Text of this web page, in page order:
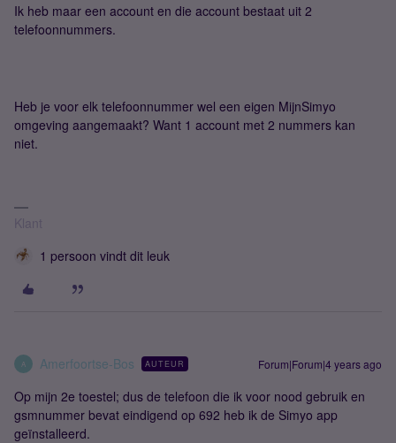
Ik heb maar een account en die account bestaat uit 2
telefoonnummers.
Heb je voor elk telefoonnummer wel een eigen MijnSimyo
omgeving aangemaakt? Want 1 account met 2 nummers kan
niet.
Klant
1 persoon vindt dit leuk
A Amerfoortse-Bos AUTEUR Forum|Forum|4 years ago
Op mijn 2e toestel; dus de telefoon die ik voor nood gebruik en
gsmnummer bevat eindigend op 692 heb ik de Simyo app
geïnstalleerd.